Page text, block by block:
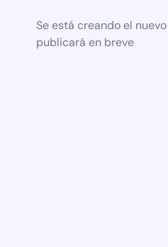
Se está creando el
publicará en breve